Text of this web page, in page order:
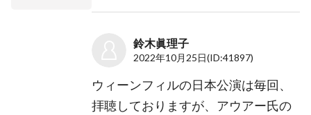
鈴木眞理子
2022年10月25日(ID:41897)
ウィーンフィルの日本公演は毎回、
拝聴しておりますが、アウアー氏の